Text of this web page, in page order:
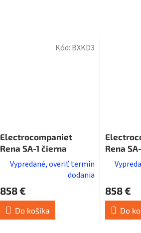
Electrocompaniet
Rena SA-1 čierna
Vypredané, overiť termín
dodania
858 €
Do košíka
Kód: BXKD3
Rena
858 €
Do